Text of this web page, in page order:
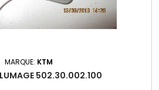
MARQUE: KTM
502.30.002.100